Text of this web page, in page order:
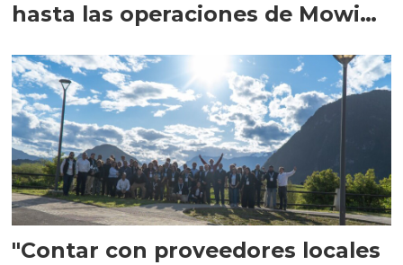
hasta las operaciones de Mowi
"Contar con proveedores locales